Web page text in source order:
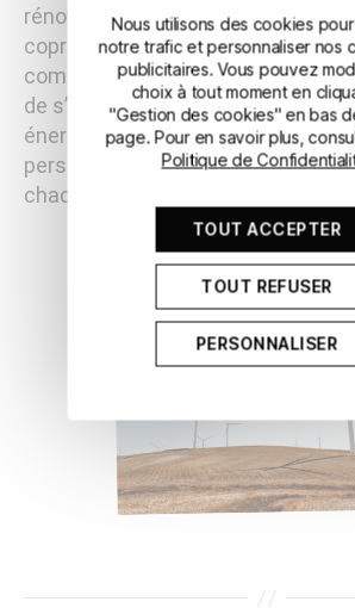
rénovation énergétique à
copropriétés ou du collectif, des
comme de toutes structures
de s’engager dans une démarche
énergétique. Un
personnalisé peut être adapté au
chacun.
Nous utilisons des cookies
notre trafic et personnaliser nos
publicitaires. Vous pouvez
choix à tout moment en
"Gestion des cookies" en bas
page. Pour en savoir plus,
Politique de
TOUT ACCEPTER
TOUT REFUSER
PERSONNALISER